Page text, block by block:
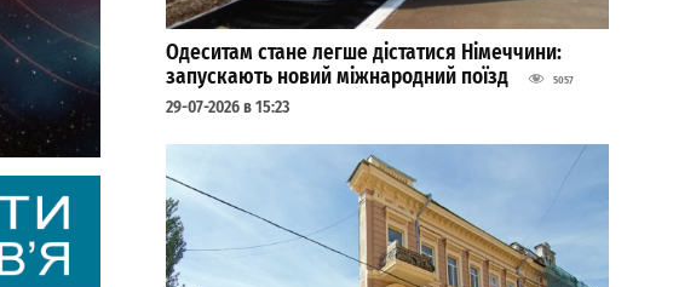
Одеситам стане легше дістатися Німеччини:
запускають новий міжнародний поїзд
5057
29-07-2026 в 15:23